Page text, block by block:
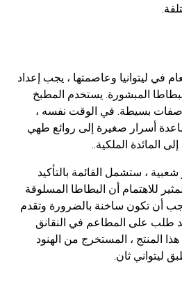
في ليتوانيا وعاصمتها ، يجب إعداد
المبشورة. يستخدم المطبخ
بسيطة. في الوقت نفسه ،
أسرار صغيرة إلى روائع طهي
المائدة الملكية..
شعبية ، ستشمل القائمة بالتأكيد
للاهتمام أن البطاطا المسلوقة
أن تكون ساخنة بالضرورة وتقدم
طلب على المطاعم في النقانق
المنتج ، المستخرج من الهنود
ليتواني ثان.